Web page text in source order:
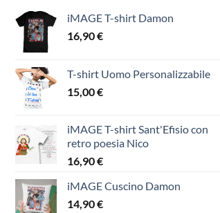
iMAGE T-shirt Damon
16,90€
T-shirt Uomo Personalizzabile
15,00€
iMAGE T-shirt Sant'Efisio con
retro poesia Nico
16,90€
iMAGE Cuscino Damon
14,90€